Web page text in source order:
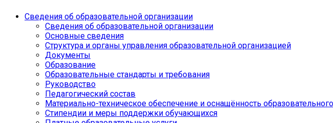
Сведения об образовательной организации
Сведения об образовательной организации
Основные сведения
Структура и органы управления образовательной организацией
Документы
Образование
Образовательные стандарты и требования
Руководство
Педагогический состав
Материально-техническое обеспечение и оснащённость
Стипендии и меры поддержки обучающихся